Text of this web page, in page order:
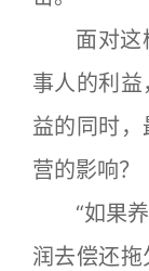
面对这样
事人的利
益的同时
营的影响？
“如果养
润去偿还